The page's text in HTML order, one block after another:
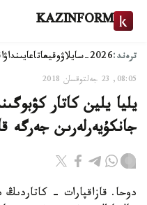
KAZINFORM
ترەند:2026-سايلاۋ وقيعاتاعايىنداۋ
08:05, 23 جەلتوقسان 2018
يليا يلين كاتار
جانكۇيەرلەرىن جەرگە
دوحا. قازاقپارات - كاتاردىڭ